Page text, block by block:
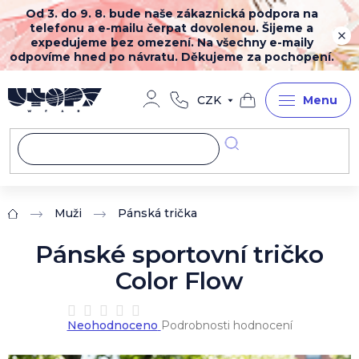
Přejít
na
obsah
Od 3. do 9. 8. bude naše zákaznická podpora na
telefonu a e-mailu čerpat dovolenou. Šijeme a
expedujeme bez omezení. Na všechny e-maily
odpovíme hned po návratu. Děkujeme za pochopení.
CZK
Nákupní
košík
Domů Muži Pánská trička
Pánské sportovní tričko
Color Flow
Průměrné
hodnocení
Neohodnoceno Podrobnosti hodnocení